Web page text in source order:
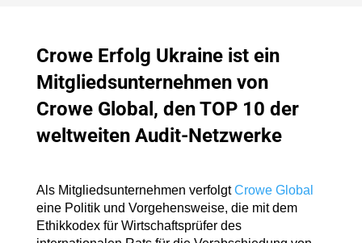
Crowe Erfolg Ukraine ist ein
Mitgliedsunternehmen von
Crowe Global, den TOP 10 der
weltweiten Audit-Netzwerke
Als Mitgliedsunternehmen verfolgtCrowe Global
eine Politik und Vorgehensweise, die mit dem
Ethikkodex für Wirtschaftsprüfer des